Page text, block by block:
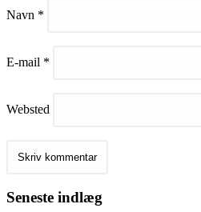
Navn *
E-mail *
Websted
Seneste indlæg